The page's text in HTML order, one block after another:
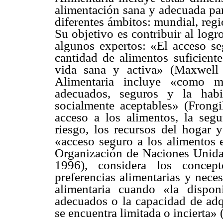
alimentación sana y adecuada
diferentes ámbitos: mundial,
Su objetivo es contribuir al
algunos expertos: «El acceso
cantidad de alimentos
vida sana y activa» (Maxwell
Alimentaria incluye «como
adecuados, seguros y la
socialmente aceptables»
acceso a los alimentos, la
riesgo, los recursos del hogar
«acceso seguro a los
Organización de Naciones
1996), considera los
preferencias alimentarias y
alimentaria cuando «la
adecuados o la capacidad de
se encuentra limitada o incierta»